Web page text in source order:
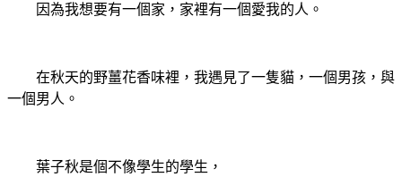
因為我想要有一個家，家裡有一個愛我的人。
在秋天的野薑花香味裡，我遇見了一隻貓，一個男孩，與
一個男人。
葉子秋是個不像學生的學生，